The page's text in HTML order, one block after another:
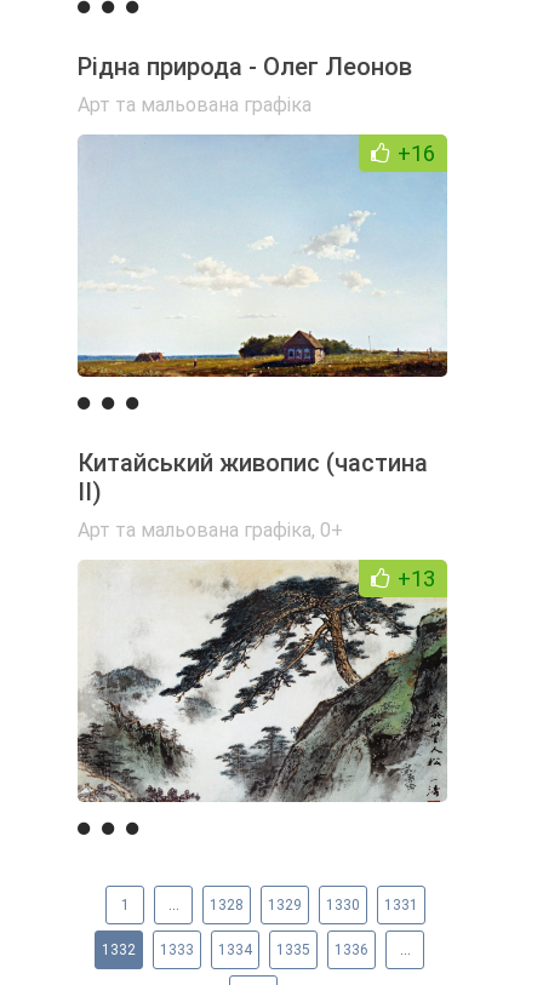
Рідна природа - Олег Леонов
Арт та мальована графіка
+16
Китайський живопис (частина
ІІ)
Арт та мальована графіка, 0+
+13
1 ... 1328 1329 1330 1331
1332 1333 1334 1335 1336 ...